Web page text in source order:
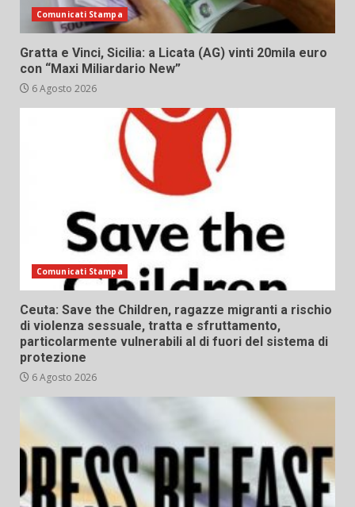
Comunicati Stampa
Gratta e Vinci, Sicilia: a Licata (AG) vinti 20mila euro
con “Maxi Miliardario New”
6 Agosto 2026
Comunicati Stampa
Ceuta: Save the Children, ragazze migranti a rischio
di violenza sessuale, tratta e sfruttamento,
particolarmente vulnerabili al di fuori del sistema di
protezione
6 Agosto 2026